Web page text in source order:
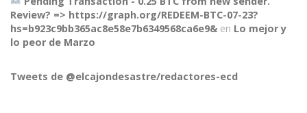
CONNECT
Review? => https://graph.org/REDEEM-BTC-07-23?
hs=b923c9bb365ac8e58e7b6349568ca6e9& en Lo mejor y
lo peor de Marzo
Tweets de @elcajondesastre/redactores-ecd